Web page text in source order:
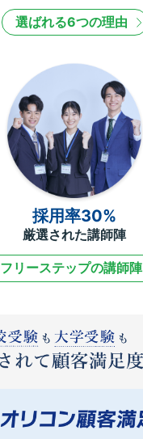
選ばれる6つの理由
採用率30%
厳選された講師陣
フリーステップの講師陣